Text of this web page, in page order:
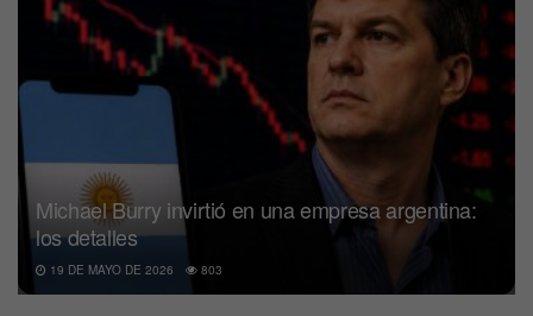
Michael Burry invirtió en una empresa argentina:
los detalles
19 DE MAYO DE 2026 803